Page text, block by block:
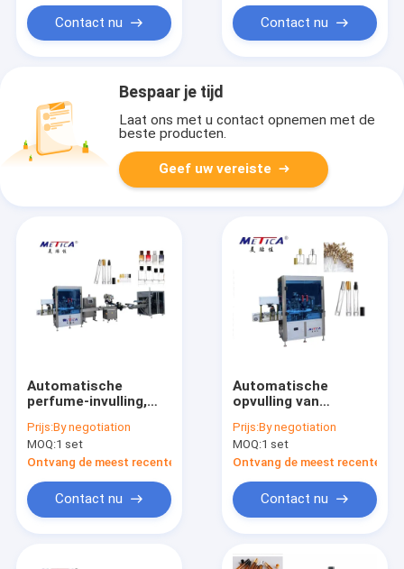
KrimpingContact nu
KrimperContact nu
Bespaar je tijd
Laat ons met u contact opnemen met de
beste producten.
Geef uw vereiste
Automatische
perfume-invulling,
boxlijn 1200-
1800BPH, twee-
koppomp, enkel
krimp
Prijs:By negotiation
MOQ:1 set
Ontvang de meest recente Prijs
Contact nu
Automatische
opvulling van
instapniveau,
krimplabeling 1200-
1800BPH, 2
hoofdvullen, enkel
krimp
Prijs:By negotiation
MOQ:1 set
Ontvang de meest recente
Contact nu